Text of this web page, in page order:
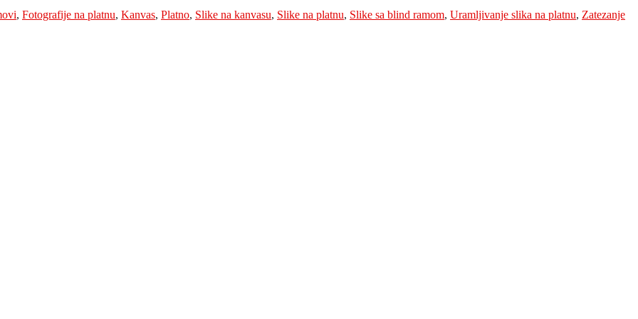
, Fotografije na platnu, Kanvas, Platno, Slike na kanvasu, Slike na platnu, Slike sa blind ramom, Uramljivanje slika na platnu, Zatezanje